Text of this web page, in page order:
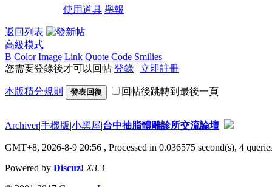
使用道具 舉報
返回列表
高級模式
B Color Image Link Quote Code Smilies
您需要登錄後才可以回帖 登錄 | 立即註冊
本版積分規則 發表回復 回帖後跳轉到最後一頁
Archiver|手機版|小黑屋|台中抽脂體雕診所交流論壇
GMT+8, 2026-8-9 20:56 , Processed in 0.036575 second(s), 4
Powered by Discuz! X3.3